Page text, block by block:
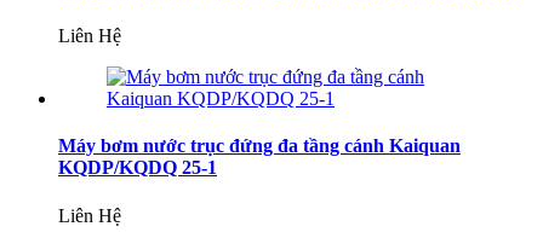
Liên Hệ
Máy bơm nước trục đứng đa tầng cánh Kaiquan
KQDP/KQDQ 25-1
Liên Hệ